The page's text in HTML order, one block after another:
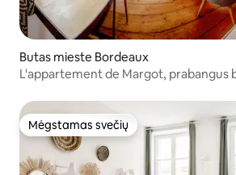
Butas mieste Bordeaux
L'appartement de Margot, prabangus
Mėgstamas svečių
Mėgstamas svečių